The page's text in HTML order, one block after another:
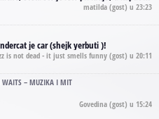
matilda (gost) u 23:23
je car (shejk yerbuti )!
is not dead - it just smells funny (gost) u 20:11
WAITS – MUZIKA I MIT
Govedina (gost) u 15:24